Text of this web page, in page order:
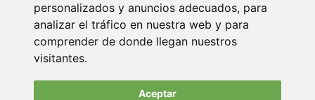
personalizados y anuncios adecuados, para
analizar el tráfico en nuestra web y para
comprender de donde llegan nuestros
visitantes.
Aceptar